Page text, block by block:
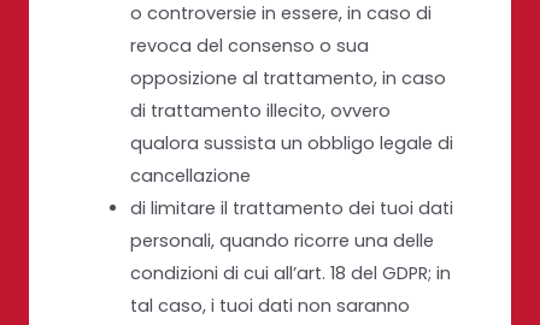
o controversie in essere, in caso di
revoca del consenso o sua
opposizione al trattamento, in caso
di trattamento illecito, ovvero
qualora sussista un obbligo legale di
cancellazione
di limitare il trattamento dei tuoi dati
personali, quando ricorre una delle
condizioni di cui all’art. 18 del GDPR; in
tal caso, i tuoi dati non saranno